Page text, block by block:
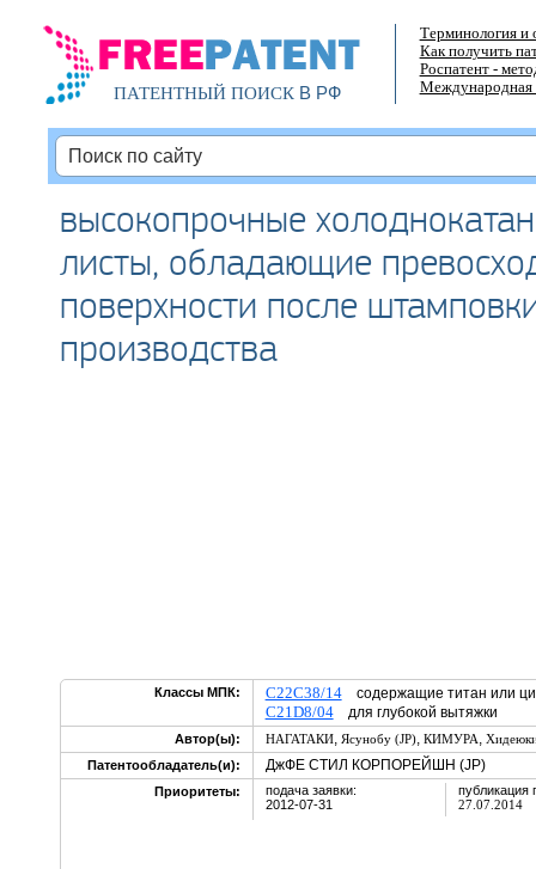
ПАТЕНТНЫЙ ПОИСКВ РФ
Терминология и
Как получить
Роспатент -
Международная
высокопрочные
листы, обладающие
поверхности после
производства
Классы МПК: C22C38/14содержащие титан или
C21D8/04для глубокой вытяжки
Автор(ы): НАГАТАКИ, Ясунобу (JP), КИМУРА,
Патентообладатель(и):
ДжФЕ СТИЛ КОРПОРЕЙШН (JP)
Приоритеты:
подача заявки:
2012-07-31
публикация
27.07.2014